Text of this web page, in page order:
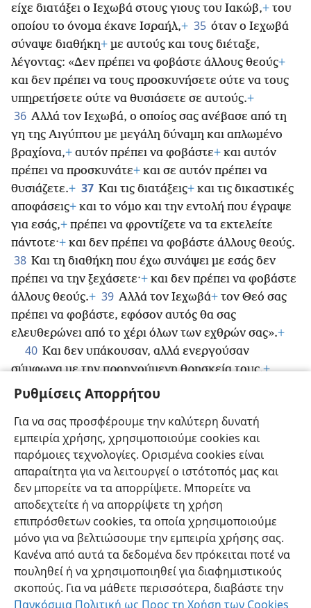
Ρυθμίσεις Απορρήτου
Για να σας προσφέρουμε την καλύτερη δυνατή
εμπειρία χρήσης, χρησιμοποιούμε cookies και
παρόμοιες τεχνολογίες. Ορισμένα cookies είναι
απαραίτητα για να λειτουργεί ο ιστότοπός μας και
δεν μπορείτε να τα απορρίψετε. Μπορείτε να
αποδεχτείτε ή να απορρίψετε τη χρήση
επιπρόσθετων cookies, τα οποία χρησιμοποιούμε
μόνο για να βελτιώσουμε την εμπειρία χρήσης σας.
Κανένα από αυτά τα δεδομένα δεν πρόκειται ποτέ να
πουληθεί ή να χρησιμοποιηθεί για διαφημιστικούς
σκοπούς. Για να μάθετε περισσότερα, διαβάστε την
Παγκόσμια Πολιτική ως Προς τη Χρήση των Cookies
είχε διατάξει ο Ιεχωβά στους γιους του Ιακώβ,+ του
οποίου το όνομα έκανε Ισραήλ,+ 35 όταν ο Ιεχωβά
σύναψε διαθήκη+ με αυτούς και τους διέταξε,
λέγοντας: «Δεν πρέπει να φοβάστε άλλους θεούς+
και δεν πρέπει να τους προσκυνήσετε ούτε να τους
υπηρετήσετε ούτε να θυσιάσετε σε αυτούς.+
36 Αλλά τον Ιεχωβά, ο οποίος σας ανέβασε από τη
γη της Αιγύπτου με μεγάλη δύναμη και απλωμένο
βραχίονα,+ αυτόν πρέπει να φοβάστε+ και αυτόν
πρέπει να προσκυνάτε+ και σε αυτόν πρέπει να
θυσιάζετε.+ 37 Και τις διατάξεις+ και τις δικαστικές
αποφάσεις+ και το νόμο και την εντολή που έγραψε
για εσάς,+ πρέπει να φροντίζετε να τα εκτελείτε
πάντοτε·+ και δεν πρέπει να φοβάστε άλλους θεούς.
38 Και τη διαθήκη που έχω συνάψει με εσάς δεν
πρέπει να την ξεχάσετε·+ και δεν πρέπει να φοβάστε
άλλους θεούς.+ 39 Αλλά τον Ιεχωβά+ τον Θεό σας
πρέπει να φοβάστε, εφόσον αυτός θα σας
ελευθερώνει από το χέρι όλων των εχθρών σας».+
40 Και δεν υπάκουσαν, αλλά ενεργούσαν
σύμφωνα με την προηγούμενη θρησκεία τους.+
41 Αυτά τα έθνη φοβούνταν μεν τον
υπηρετούσαν τις δικές τους γλυπτές εικόνες.
Μάλιστα και οι γιοι τους και οι εγγονοί τους, όπως
είχαν ενεργήσει οι προπάτορές τους, έτσι ενεργούν
και αυτοί μέχρι αυτή την ημέρα.
Ελληνική Κοινή Χρήση Προτιμήσεις
Copyright© 2026 Watch Tower Bible and Tract Society of Pennsylvania
Πολιτική Απορρήτου
Ρυθμίσεις Απορρήτου
JW.ORG
Σύνδεση